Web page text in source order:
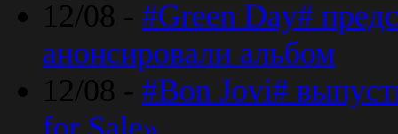
12/08 - #Green Day#
анонсировали альбом
12/08 - #Bon Jovi#